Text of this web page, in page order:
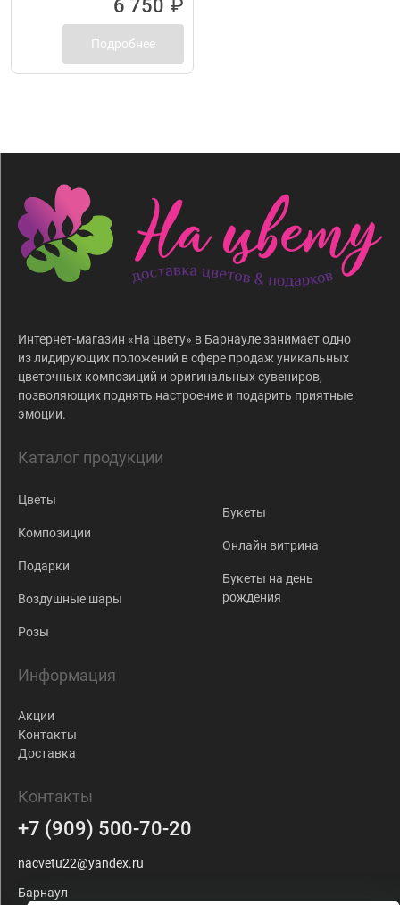
6 750 ₽
Подробнее
Интернет-магазин «На цвету» в Барнауле занимает одно
из лидирующих положений в сфере продаж уникальных
цветочных композиций и оригинальных сувениров,
позволяющих поднять настроение и подарить приятные
эмоции.
Каталог продукции
Цветы
Композиции
Подарки
Воздушные шары
Розы
Букеты
Онлайн витрина
Букеты на день
рождения
Информация
Акции
Контакты
Доставка
Контакты
+7 (909) 500-70-20
nacvetu22@yandex.ru
Барнаул